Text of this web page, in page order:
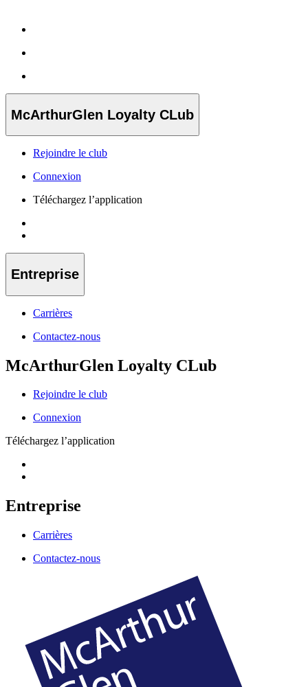
McArthurGlen Loyalty CLub
Rejoindre le club
Connexion
Téléchargez l’application
Entreprise
Carrières
Contactez-nous
McArthurGlen Loyalty CLub
Rejoindre le club
Connexion
Téléchargez l’application
Entreprise
Carrières
Contactez-nous